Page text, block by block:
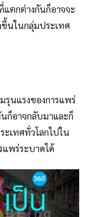
แตกต่างกันก็อาจจะ
ขึ้นในกลุ่มประเทศ
รุนแรงของการแพร่
ก็อาจกลับมาและก็
ะเทศทั่วโลกไปใน
แพร่ระบาดได้